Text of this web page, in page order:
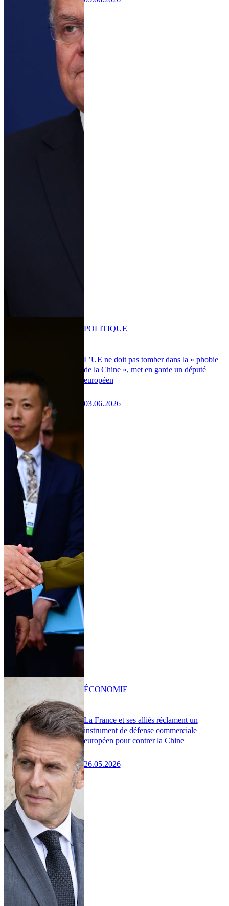
L’UE ne doit pas tomber dans la « phobie
de la Chine », met en garde un député
européen
03.06.2026
POLITIQUE
La France et ses alliés réclament un
instrument de défense commerciale
européen pour contrer la Chine
26.05.2026
ÉCONOMIE